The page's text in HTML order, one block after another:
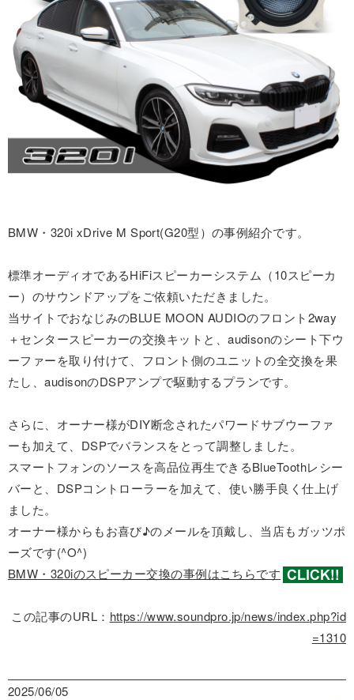
BMW・320i xDrive M Sport(G20型）の事例紹介です。
標準オーディオであるHiFiスピーカーシステム（10スピーカ
ー）のサウンドアップをご依頼いただきました。
当サイトでおなじみのBLUE MOON AUDIOのフロント2way
＋センタースピーカーの交換キットと、audisonのシート下ウ
ーファーを取り付けて、フロント側のユニットの全交換を果
たし、audisonのDSPアンプで駆動するプランです。
さらに、オーナー様がDIY断念されたパワードサブウーファ
ーも加えて、DSPでバランスをとって調整しました。
スマートフォンのソースを高品位再生できるBlueToothレシー
バーと、DSPコントローラーを加えて、使い勝手良く仕上げ
ました。
オーナー様からもお喜び♪のメールを頂戴し、当店もガッツポ
ーズです(^O^)
BMW・320iのスピーカー交換の事例はこちらです
この記事のURL： https://www.soundpro.jp/news/index.php?id
=1310
2025/06/05